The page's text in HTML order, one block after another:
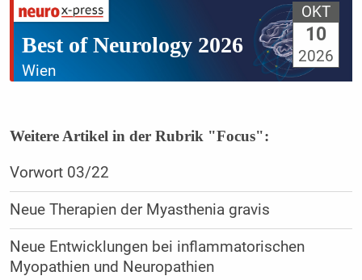
Best of Neurology 2026
Wien
OKT
10
2026
Weitere Artikel in der Rubrik "Focus":
Vorwort 03/22
Neue Therapien der Myasthenia gravis
Neue Entwicklungen bei inflammatorischen
Myopathien und Neuropathien